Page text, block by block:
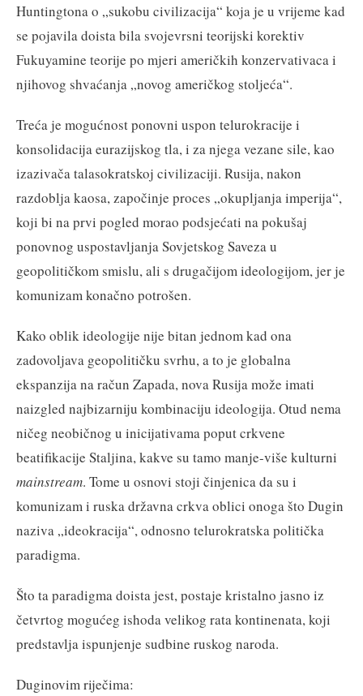
Huntingtona o „sukobu civilizacija“ koja je u vrijeme kad
se pojavila doista bila svojevrsni teorijski korektiv
Fukuyamine teorije po mjeri američkih konzervativaca i
njihovog shvaćanja „novog američkog stoljeća“.
Treća je mogućnost ponovni uspon telurokracije i
konsolidacija eurazijskog tla, i za njega vezane sile, kao
izazivača talasokratskoj civilizaciji. Rusija, nakon
razdoblja kaosa, započinje proces „okupljanja imperija“,
koji bi na prvi pogled morao podsjećati na pokušaj
ponovnog uspostavljanja Sovjetskog Saveza u
geopolitičkom smislu, ali s drugačijom ideologijom, jer je
komunizam konačno potrošen.
Kako oblik ideologije nije bitan jednom kad ona
zadovoljava geopolitičku svrhu, a to je globalna
ekspanzija na račun Zapada, nova Rusija može imati
naizgled najbizarniju kombinaciju ideologija. Otud nema
ničeg neobičnog u inicijativama poput crkvene
beatifikacije Staljina, kakve su tamo manje-više kulturni
mainstream. Tome u osnovi stoji činjenica da su i
komunizam i ruska državna crkva oblici onoga što Dugin
naziva „ideokracija“, odnosno telurokratska politička
paradigma.
Što ta paradigma doista jest, postaje kristalno jasno iz
četvrtog mogućeg ishoda velikog rata kontinenata, koji
predstavlja ispunjenje sudbine ruskog naroda.
Duginovim riječima: